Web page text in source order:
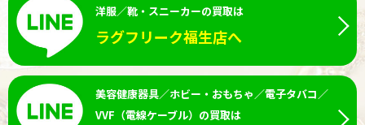
洋服／靴・スニーカーの買取は
ラグフリーク福生店へ
美容健康器具／ホビー・おもちゃ／電子タバコ／
VVF（電線ケーブル）の買取は